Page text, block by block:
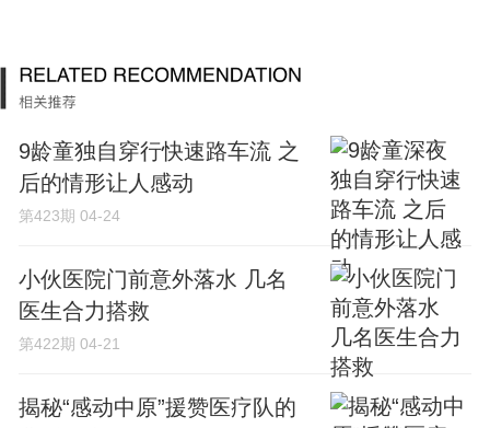
9龄童独自穿行快速路车流 之
后的情形让人感动
第423期 04-24
小伙医院门前意外落水 几名
医生合力搭救
第422期 04-21
揭秘“感动中原”援赞医疗队的